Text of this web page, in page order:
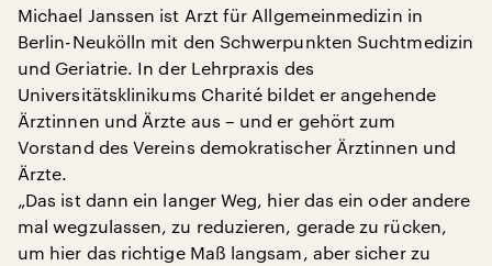
Michael Janssen ist Arzt für Allgemeinmedizin in
Berlin-Neukölln mit den Schwerpunkten Suchtmedizin
und Geriatrie. In der Lehrpraxis des
Universitätsklinikums Charité bildet er angehende
Ärztinnen und Ärzte aus – und er gehört zum
Vorstand des Vereins demokratischer Ärztinnen und
Ärzte.
„Das ist dann ein langer Weg, hier das ein oder andere
mal wegzulassen, zu reduzieren, gerade zu rücken,
um hier das richtige Maß langsam, aber sicher zu